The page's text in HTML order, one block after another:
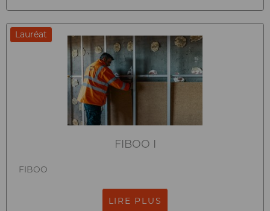
Lauréat
FIBOO I
FIBOO
LIRE PLUS